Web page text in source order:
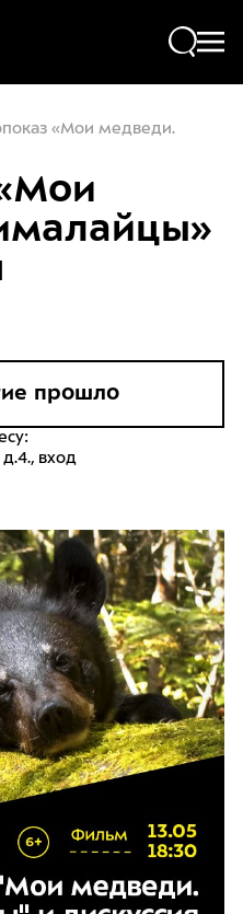
4, здание отеля
«Мои медведи.
прошло
вход